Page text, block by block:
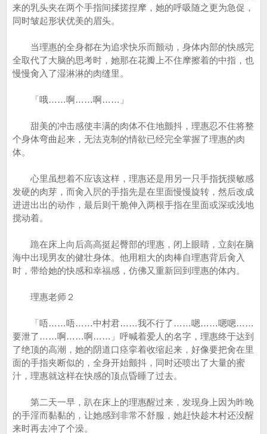
来的乳头夹在两个手指间揉搓捏摩，她的呼吸随之更为急促，
同时皱起形状优美的眉头。
当理惠的全身都在为追求快乐而颤动，身体内部的快感完
全取代了大脑的思考时，她那在花瓣上不住摩擦着的中指，也
慢慢肏入了湿淋淋的肉缝里。
「哦……啊……啊……」
甜美的冲击感使丰满的肉体不住地颤抖，理惠忍不住将整
个身体弯曲起来，无法克制的情欲已经完全掌握了理惠的肉
体。
心里虽想着不应该这样，理惠还是用另一只手指抚摸敏感
发硬的肉芽，而肏入屄的手指先是在里面慢慢旋转，然后改成
进进出出的动作，最后则干脆伸入两根手指在里面或深或浅地
搅动着。
跪在床上向后高高挺起臀部的理惠，闭上眼睛，立刻在脑
海中出现男友的健壮身体。他用粗大的肉棒自理惠背后肏入
时，带给她的快感和幸福感，仿佛又重新回到理惠的体内。
理惠老师２
「唔……唔……中村君……我不行了……嗯……嗯嗯……
要泄了……啊……啊……」呼喊着爱人的名字，理惠终于达到
了绝顶的高潮，她的阴道口痉挛着收缩起来，好像要把肏在里
面的手指夹断似的，全身开始颤抖，同时还喷出了大量的蜜
汁，理惠就这样在快感的顶点昏睡了过去。
第二天一早，趴在床上的理惠醒过来，发现身上因为昨晚
的手淫而黏黏的，让她感到非常不舒服，她赶快趁木村还没醒
来时再去冲了个澡。